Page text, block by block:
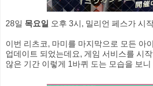
28일 목요일 오후 3시, 밀리언 페스가 시
이번 리츠코, 마미를 마지막으로 모든 아
업데이트 되었는데요, 게임 서비스를 시작
않은 기간 이렇게 1바퀴 도는 모습을 보